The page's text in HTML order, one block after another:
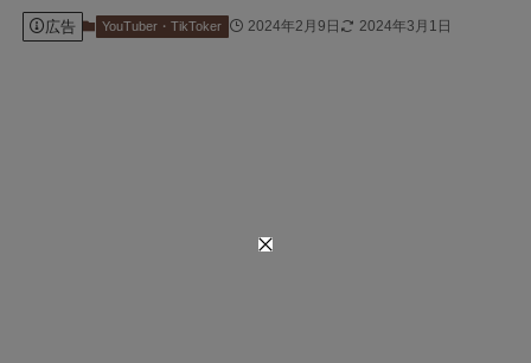
広告 YouTuber・TikToker 2024年2月9日 2024年3月1日